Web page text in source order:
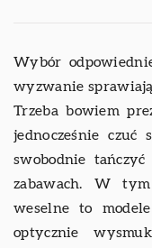
Wybór
wyzwanie
Trzeba bowiem
jednocześnie
swobodnie
zabawach. W
weselne to
optycznie